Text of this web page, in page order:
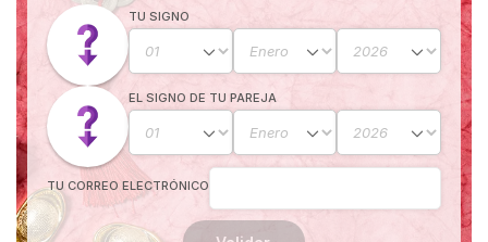
TU SIGNO
EL SIGNO DE TU PAREJA
TU CORREO ELECTRÓNICO